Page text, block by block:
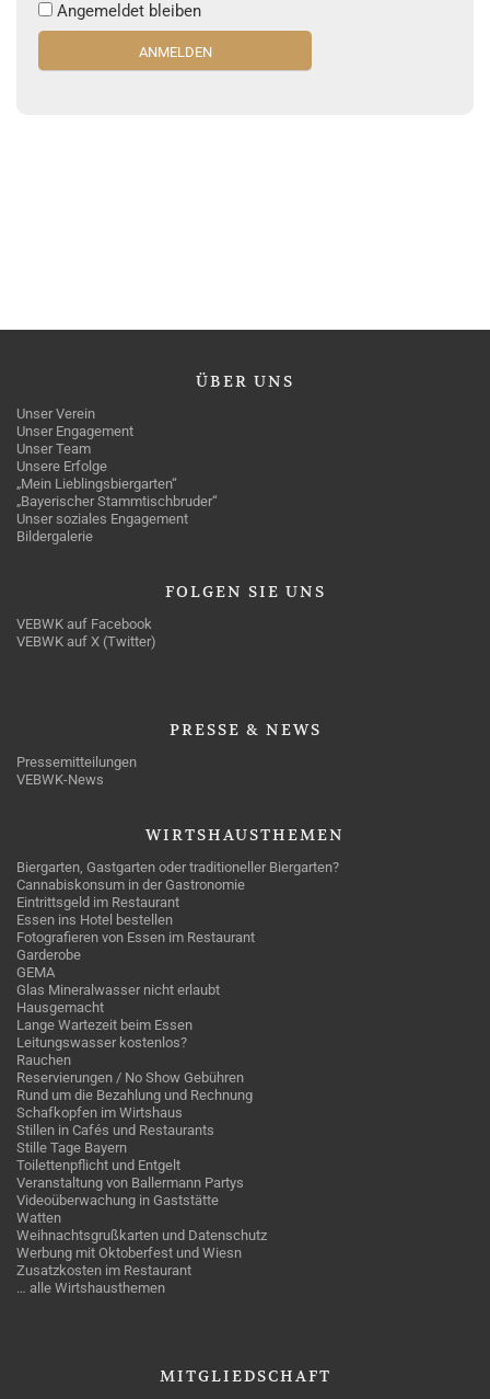
Angemeldet bleiben
ÜBER UNS
Unser Verein
Unser Engagement
Unser Team
Unsere Erfolge
„Mein Lieblingsbiergarten“
„Bayerischer Stammtischbruder“
Unser soziales Engagement
Bildergalerie
FOLGEN SIE UNS
VEBWK auf Facebook
VEBWK auf X (Twitter)
PRESSE & NEWS
Pressemitteilungen
VEBWK-News
WIRTSHAUSTHEMEN
Biergarten, Gastgarten oder traditioneller Biergarten?
Cannabiskonsum in der Gastronomie
Eintrittsgeld im Restaurant
Essen ins Hotel bestellen
Fotografieren von Essen im Restaurant
Garderobe
GEMA
Glas Mineralwasser nicht erlaubt
Hausgemacht
Lange Wartezeit beim Essen
Leitungswasser kostenlos?
Rauchen
Reservierungen / No Show Gebühren
Rund um die Bezahlung und Rechnung
Schafkopfen im Wirtshaus
Stillen in Cafés und Restaurants
Stille Tage Bayern
Toilettenpflicht und Entgelt
Veranstaltung von Ballermann Partys
Videoüberwachung in Gaststätte
Watten
Weihnachtsgrußkarten und Datenschutz
Werbung mit Oktoberfest und Wiesn
Zusatzkosten im Restaurant
… alle Wirtshausthemen
MITGLIEDSCHAFT